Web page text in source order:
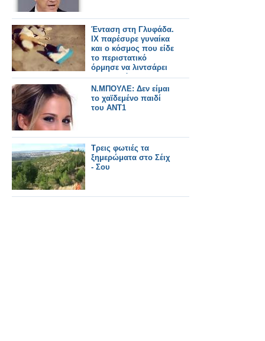
Ένταση στη Γλυφάδα.
ΙΧ παρέσυρε γυναίκα
και ο κόσμος που είδε
το περιστατικό
όρμησε να λιντσάρει
τον οδηγό..
Ν.ΜΠΟΥΛΕ: Δεν είμαι
το χαϊδεμένο παιδί
του ΑΝΤ1
Τρεις φωτιές τα
ξημερώματα στο Σέιχ
- Σου